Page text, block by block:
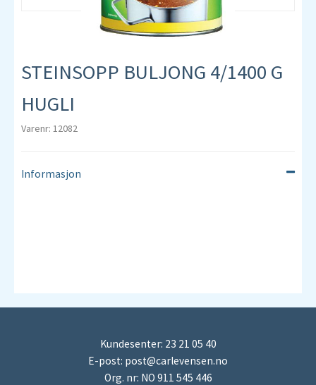
STEINSOPP BULJONG 4/1400 G
HUGLI
Varenr: 12082
Informasjon
Kundesenter: 23 21 05 40
E-post: post@carlevensen.no
Org. nr: NO 911 545 446